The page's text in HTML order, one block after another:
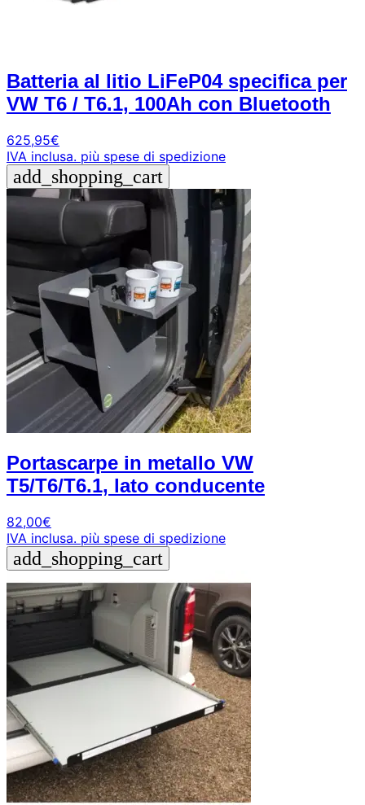
Batteria al litio LiFeP04 specifica per
VW T6 / T6.1, 100Ah con Bluetooth
625,95€
IVA inclusa. più spese di spedizione
add_shopping_cart
Portascarpe in metallo VW
T5/T6/T6.1, lato conducente
82,00€
IVA inclusa. più spese di spedizione
add_shopping_cart